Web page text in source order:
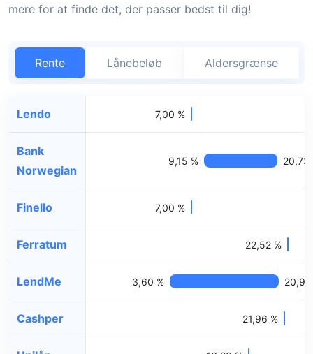
mere for at finde det, der passer bedst til dig!
Rente Lånebeløb Aldersgrænse
Lendo 7,00 %
Bank
Norwegian
9,15 % 20,73
Finello 7,00 %
Ferratum 22,52 %
LendMe 3,60 % 20,95
Cashper 21,96 %